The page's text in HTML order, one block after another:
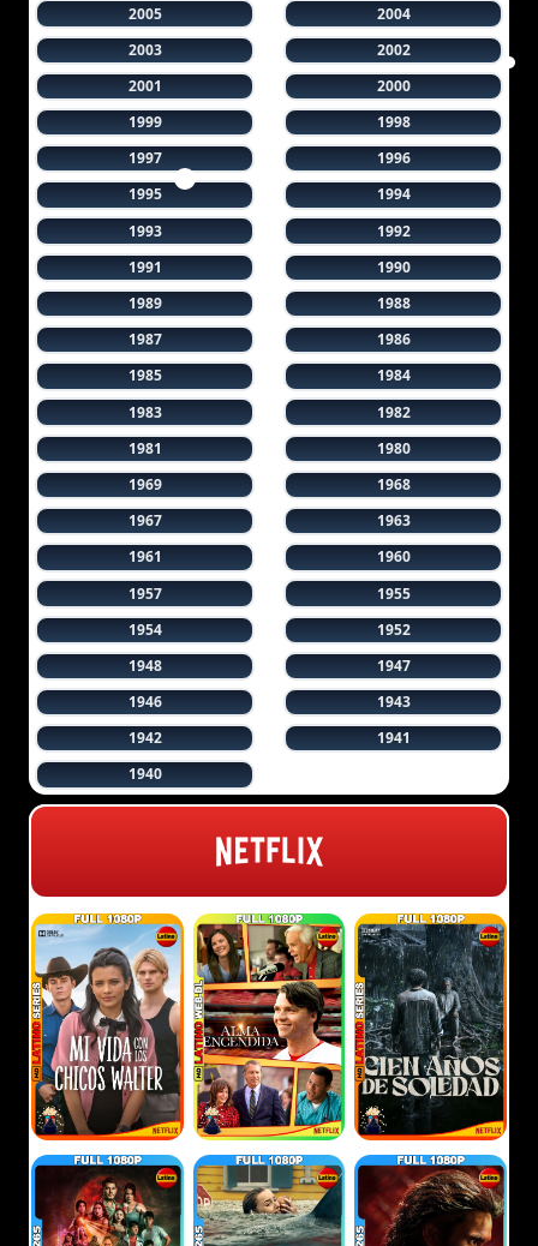
2005
2004
2003
2002
2001
2000
1999
1998
1997
1996
1995
1994
1993
1992
1991
1990
1989
1988
1987
1986
1985
1984
1983
1982
1981
1980
1969
1968
1967
1963
1961
1960
1957
1955
1954
1952
1948
1947
1946
1943
1942
1941
1940